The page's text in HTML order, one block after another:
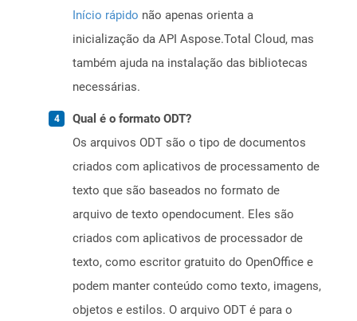
Início rápido não apenas orienta a
inicialização da API Aspose.Total Cloud, mas
também ajuda na instalação das bibliotecas
necessárias.
Qual é o formato ODT?
Os arquivos ODT são o tipo de documentos
criados com aplicativos de processamento de
texto que são baseados no formato de
arquivo de texto opendocument. Eles são
criados com aplicativos de processador de
texto, como escritor gratuito do OpenOffice e
podem manter conteúdo como texto, imagens,
objetos e estilos. O arquivo ODT é para o